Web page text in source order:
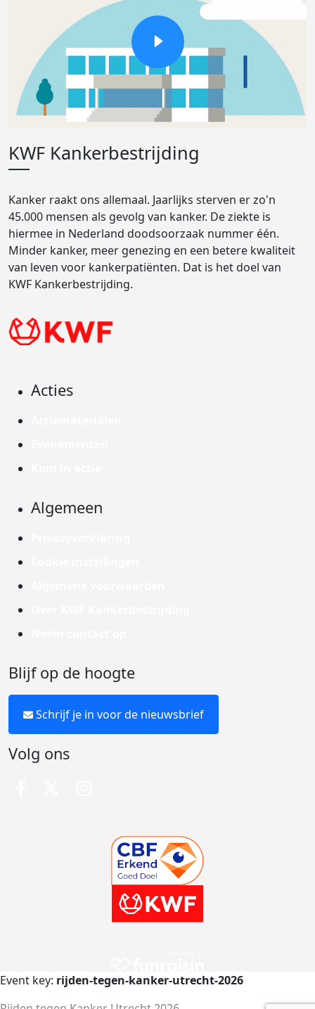
KWF Kankerbestrijding
Kanker raakt ons allemaal. Jaarlijks sterven er zo'n
45.000 mensen als gevolg van kanker. De ziekte is
hiermee in Nederland doodsoorzaak nummer één.
Minder kanker, meer genezing en een betere kwaliteit
van leven voor kankerpatiënten. Dat is het doel van
KWF Kankerbestrijding.
Acties
Algemeen
Blijf op de hoogte
Schrijf je in voor de nieuwsbrief
Volg ons
Event key: rijden-tegen-kanker-utrecht-2026